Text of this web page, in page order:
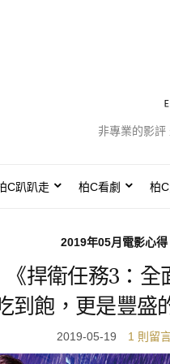
非專業的影評
C趴趴走 柏C看劇 柏
2019年05月電影心得
捍衛任務3：全
到飽，更是豐盛
2019-05-19 1 則留